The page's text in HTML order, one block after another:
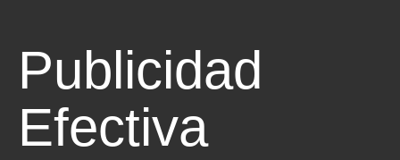
Publicidad
Efectiva